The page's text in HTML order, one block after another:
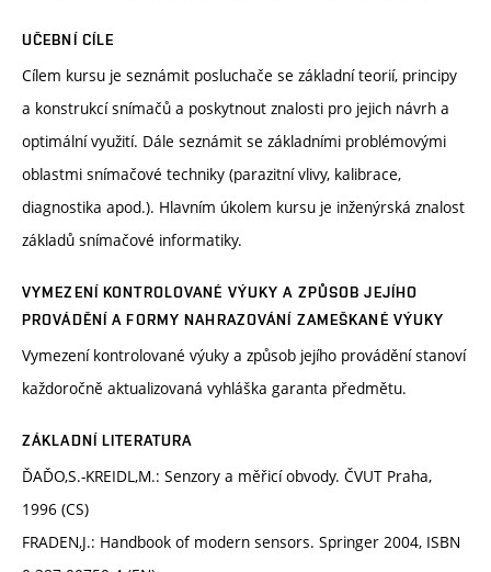
UČEBNÍ CÍLE
Cílem kursu je seznámit posluchače se základní teorií, principy
a konstrukcí snímačů a poskytnout znalosti pro jejich návrh a
optimální využití. Dále seznámit se základními problémovými
oblastmi snímačové techniky (parazitní vlivy, kalibrace,
diagnostika apod.). Hlavním úkolem kursu je inženýrská znalost
základů snímačové informatiky.
VYMEZENÍ KONTROLOVANÉ VÝUKY A ZPŮSOB JEJÍHO
PROVÁDĚNÍ A FORMY NAHRAZOVÁNÍ ZAMEŠKANÉ VÝUKY
Vymezení kontrolované výuky a způsob jejího provádění stanoví
každoročně aktualizovaná vyhláška garanta předmětu.
ZÁKLADNÍ LITERATURA
ĎAĎO,S.-KREIDL,M.: Senzory a měřicí obvody. ČVUT Praha,
1996 (CS)
FRADEN,J.: Handbook of modern sensors. Springer 2004, ISBN